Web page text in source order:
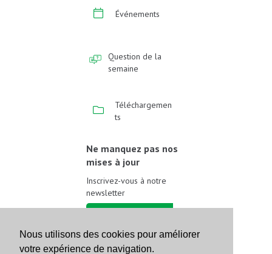
Nous utilisons des cookies pour améliorer
votre expérience de navigation.
Événements
Question de la
semaine
Téléchargemen
ts
Ne manquez pas nos
mises à jour
Inscrivez-vous à notre
newsletter
Suivez-nous sur les